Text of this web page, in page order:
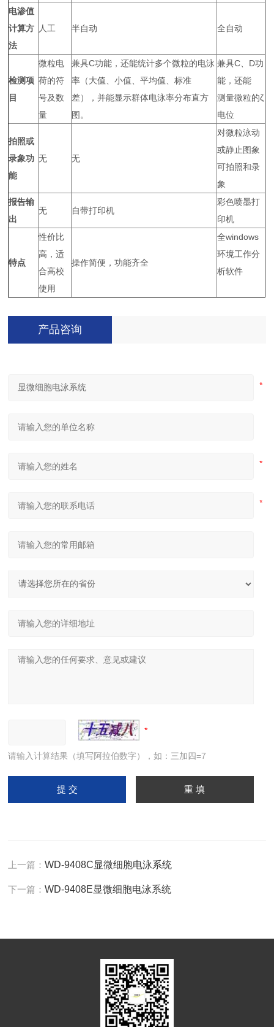
电渗值
计算方
法
人工 半自动 全自动
检测项
目
微粒电
荷的符
号及数
量
兼具C功能，还能统计多个微粒的电泳
率（大值、小值、平均值、标准
差），并能显示群体电泳率分布直方
图。
兼具C、D功
能，还能
测量微粒的ζ
电位
拍照或
录象功
能
无 无
对微粒泳动
或静止图象
可拍照和录
象
报告输
出
无 自带打印机
彩色喷墨打
印机
特点
性价比
高，适
合高校
使用
操作简便，功能齐全
全windows
环境工作分
析软件
产品咨询
请输入计算结果（填写阿拉伯数字），如：三加四=7
上一篇：WD-9408C显微细胞电泳系统
下一篇：WD-9408E显微细胞电泳系统